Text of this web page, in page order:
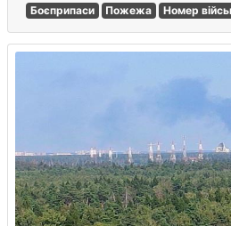
Боєприпаси Пожежа Номер